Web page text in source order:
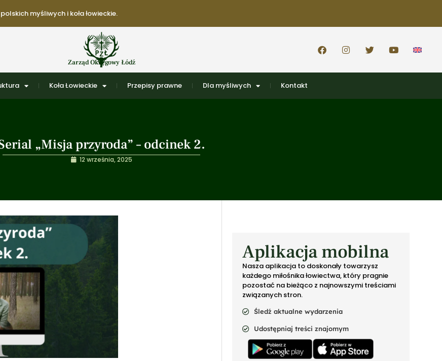
myśliwych i koła łowieckie.
Zarząd Okręgowy Łódź
Koła Łowieckie Przepisy prawne Dla myśliwych Kontakt
„Misja przyroda” – odcinek 2.
12 września, 2025
Aplikacja mobilna
Nasza aplikacja to doskonały towarzysz
każdego miłośnika łowiectwa, który pragnie
pozostać na bieżąco z najnowszymi treściami
związanych stron.
Śledź aktualne wydarzenia
Udostępniaj treści znajomym